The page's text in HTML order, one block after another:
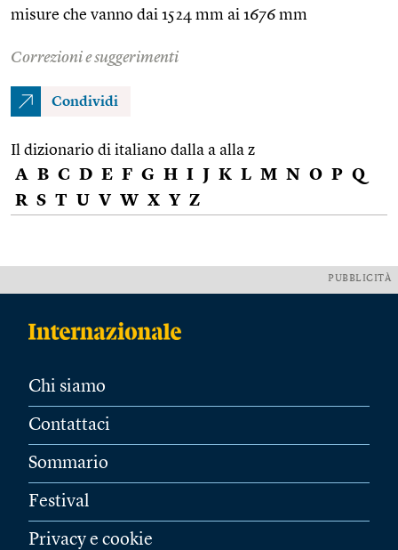
misure che vanno dai 1524 mm ai 1676 mm
Correzioni e suggerimenti
Condividi
Il dizionario di italiano dalla a alla z
A B C D E F G H I J K L M N O P Q
R S T U V W X Y Z
PUBBLICITÀ
Chi siamo
Contattaci
Sommario
Festival
Privacy e cookie